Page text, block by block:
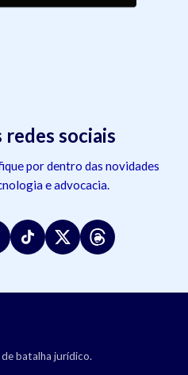
redes sociais
por dentro das novidades
e advocacia.
batalha jurídico.